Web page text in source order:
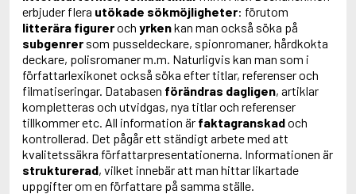
erbjuder flera utökade sökmöjligheter: förutom
litterära figureroch yrkenkan man också söka på
subgenrer som pusseldeckare, spionromaner, hårdkokta
deckare, polisromaner m.m. Naturligvis kan man som i
författarlexikonet också söka efter titlar, referenser och
filmatiseringar. Databasen förändras dagligen, artiklar
kompletteras och utvidgas, nya titlar och referenser
tillkommer etc. All information är faktagranskadoch
kontrollerad. Det pågår ett ständigt arbete med att
kvalitetssäkra författarpresentationerna. Informationen är
strukturerad, vilket innebär att man hittar likartade
uppgifter om en författare på samma ställe.